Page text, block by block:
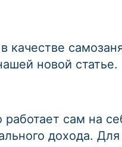
новой статье.
сам на
дохода.